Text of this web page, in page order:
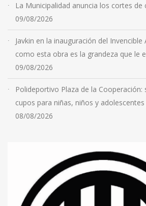
La Municipalidad anuncia los cortes de
09/08/2026
Javkin en la inauguración del Invencible
como esta obra es la grandeza que le
09/08/2026
Polideportivo Plaza de la Cooperación:
cupos para niñas, niños y
08/08/2026